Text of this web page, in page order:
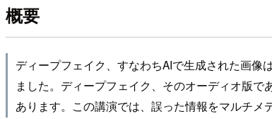
概要
ディープフェイク、すなわちAIで生成された画像
ました。ディープフェイク、そのオーディオ版
あります。この講演では、誤った情報をマルチメ